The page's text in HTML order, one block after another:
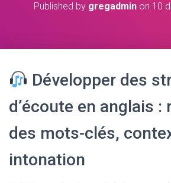
Published by gregadminon 10
Développer des
d’écoute en anglais :
des mots-clés,
intonation